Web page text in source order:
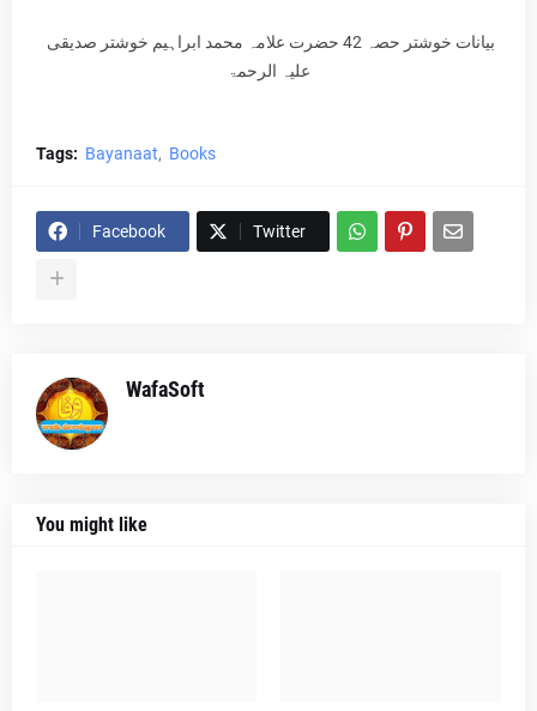
علیہ الرحمۃ
Tags: Bayanaat Books
Facebook Twitter
WafaSoft
You might like